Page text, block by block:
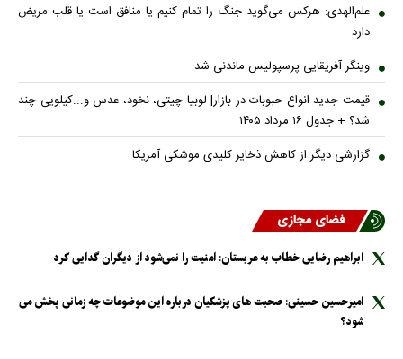
علم‌الهدی: هرکس می‌گوید جنگ را تمام کنیم یا منافق است یا قلب مریض
دارد
وینگر آفریقایی پرسپولیس ماندنی شد
قیمت جدید انواع حبوبات در بازار| لوبیا چیتی، نخود، عدس و...کیلویی چند
شد؟ + جدول ۱۶ مرداد ۱۴۰۵
گزارشی دیگر از کاهش ذخایر کلیدی موشکی آمریکا
فضای مجازی
ابراهیم رضایی خطاب به عربستان: امنیت را نمی‌شود از دیگران گدایی کرد
امیرحسین حسینی: صحبت های پزشکیان درباره این موضوعات چه زمانی پخش می
شود؟